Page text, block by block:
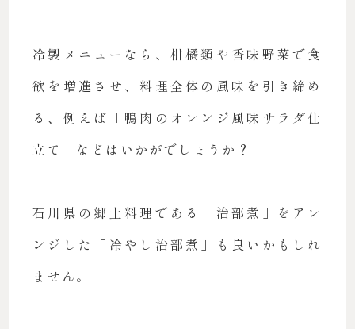
冷製メニューなら、柑橘類や香味野菜で食
欲を増進させ、料理全体の風味を引き締め
る、例えば「鴨肉のオレンジ風味サラダ仕
立て」などはいかがでしょうか？
石川県の郷土料理である「治部煮」をアレ
ンジした「冷やし治部煮」も良いかもしれ
ません。